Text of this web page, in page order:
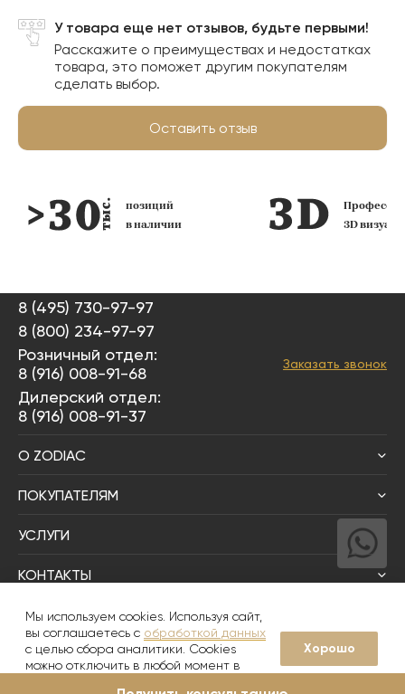
У товара еще нет отзывов, будьте первыми!
Расскажите о преимуществах и недостатках
товара, это поможет другим покупателям
сделать выбор.
Оставить отзыв
позиций
в наличии
3D
8 (495) 730-97-97
8 (800) 234-97-97
Розничный отдел:
8 (916) 008-91-68
Дилерский отдел:
8 (916) 008-91-37
Заказать звонок
О ZODIAC
ПОКУПАТЕЛЯМ
УСЛУГИ
КОНТАКТЫ
Написать директору
© 2008-2026 Zodiac Интерьер&Керамика
Мы используем cookies. Используя сайт,
вы соглашаетесь с обработкой данных
с целью сбора аналитики. Cookies
можно отключить в любой момент в
Хорошо